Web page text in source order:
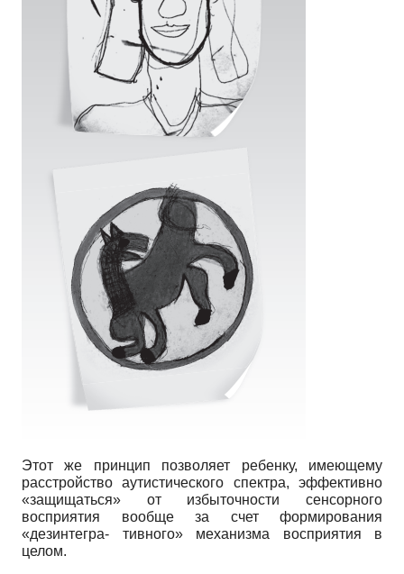
Этот же принцип позволяет ребенку, имеющему
расстройство аутистического спектра, эффективно
«защищаться» от избыточности сенсорного
восприятия вообще за счет формирования
«дезинтегра- тивного» механизма восприятия в
целом.